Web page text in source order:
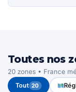
Toutes nos
20 zones • France
Tout 20